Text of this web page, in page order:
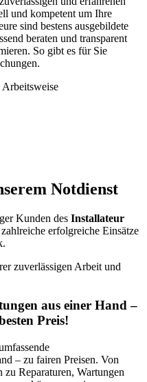
und kompetent um Ihre
sind bestens ausgebildete
beraten und transparent
So gibt es für Sie
Notdienst
Kunden des Installateur
erfolgreiche Einsätze
zuverlässigen Arbeit und
aus einer Hand –
Preis!
– zu fairen Preisen. Von
Reparaturen, Wartungen